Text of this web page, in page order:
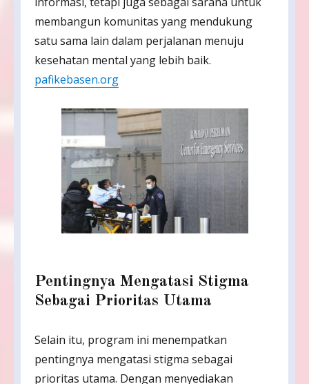
membangun komunitas yang mendukung
satu sama lain dalam perjalanan menuju
kesehatan mental yang lebih baik.
pafikebasen.org
Pentingnya Mengatasi Stigma
Sebagai Prioritas Utama
Selain itu, program ini menempatkan
pentingnya mengatasi stigma sebagai
prioritas utama. Dengan menyediakan